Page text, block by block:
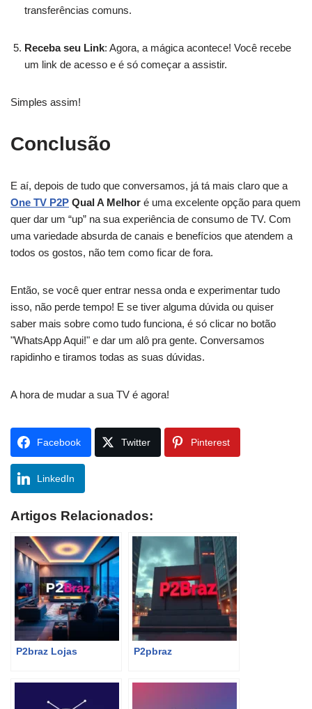
transferências comuns.
Receba seu Link: Agora, a mágica acontece! Você recebe
um link de acesso e é só começar a assistir.
Simples assim!
Conclusão
E aí, depois de tudo que conversamos, já tá mais claro que a
One TV P2P Qual A Melhor é uma excelente opção para quem
quer dar um “up” na sua experiência de consumo de TV. Com
uma variedade absurda de canais e benefícios que atendem a
todos os gostos, não tem como ficar de fora.
Então, se você quer entrar nessa onda e experimentar tudo
isso, não perde tempo! E se tiver alguma dúvida ou quiser
saber mais sobre como tudo funciona, é só clicar no botão
"WhatsApp Aqui!" e dar um alô pra gente. Conversamos
rapidinho e tiramos todas as suas dúvidas.
A hora de mudar a sua TV é agora!
Facebook Twitter Pinterest
LinkedIn
Artigos Relacionados:
P2braz Lojas P2pbraz